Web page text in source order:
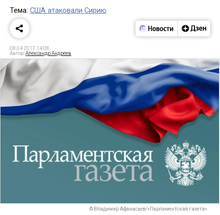
Тема: США атаковали Сирию
08.04.2017 14:08
Автор:Александр Андреев
© Владимир Афанасьев/«Парламентская газета»